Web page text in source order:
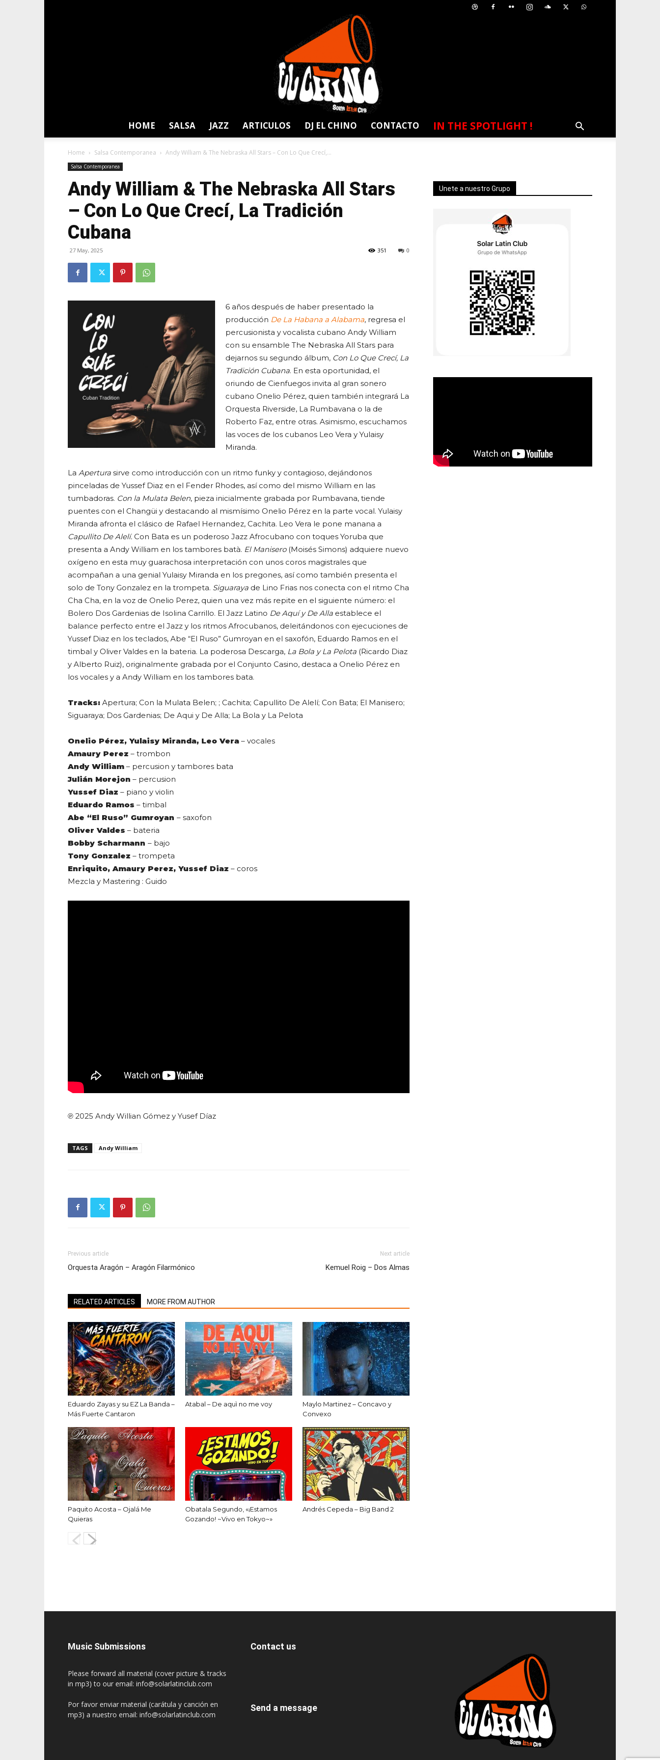
Latin
HOME SALSA JAZZ ARTICULOS DJ EL CHINO CONTACTO IN THE SPOTLIGHT !
Home Salsa Contemporanea Andy William & The Nebraska All Stars – Con Lo Que Crecí,...
Salsa Contemporanea
Andy William & The Nebraska All Stars
– Con Lo Que Crecí, La Tradición
Cubana
27 May, 2025 0
351
6 años después de haber presentado la
producción De La Habana a Alabama, regresa el
percusionista y vocalista cubano Andy William
con su ensamble The Nebraska All Stars para
dejarnos su segundo álbum, Con Lo Que Crecí, La
Tradición Cubana. En esta oportunidad, el
oriundo de Cienfuegos invita al gran sonero
cubano Onelio Pérez, quien también integrará La
Orquesta Riverside, La Rumbavana o la de
Roberto Faz, entre otras. Asimismo, escuchamos
las voces de los cubanos Leo Vera y Yulaisy
Miranda.
La Apertura sirve como introducción con un ritmo funky y contagioso, dejándonos
pinceladas de Yussef Diaz en el Fender Rhodes, así como del mismo William en las
tumbadoras. Con la Mulata Belen, pieza inicialmente grabada por Rumbavana, tiende
puentes con el Changüi y destacando al mismísimo Onelio Pérez en la parte vocal. Yulaisy
Miranda afronta el clásico de Rafael Hernandez, Cachita. Leo Vera le pone manana a
Capullito De Alelí. Con Bata es un poderoso Jazz Afrocubano con toques Yoruba que
presenta a Andy William en los tambores batà. El Manisero(Moisés Simons) adquiere nuevo
oxígeno en esta muy guarachosa interpretación con unos coros magistrales que
acompañan a una genial Yulaisy Miranda en los pregones, así como también presenta el
solo de Tony Gonzalez en la trompeta. Siguaraya de Lino Frias nos conecta con el ritmo Cha
Cha Cha, en la voz de Onelio Perez, quien una vez más repite en el siguiente número: el
Bolero Dos Gardenias de Isolina Carrillo. El Jazz Latino De Aquí y De Alla establece el
balance perfecto entre el Jazz y los ritmos Afrocubanos, deleitándonos con ejecuciones de
Yussef Diaz en los teclados, Abe “El Ruso” Gumroyan en el saxofón, Eduardo Ramos en el
timbal y Oliver Valdes en la bateria. La poderosa Descarga, La Bola y La Pelota (Ricardo Diaz
y Alberto Ruiz), originalmente grabada por el Conjunto Casino, destaca a Onelio Pérez en
los vocales y a Andy William en los tambores bata.
Tracks: Apertura; Con la Mulata Belen; ; Cachita; Capullito De Alelí; Con Bata; El Manisero;
Siguaraya; Dos Gardenias; De Aqui y De Alla; La Bola y La Pelota
Onelio Pérez, Yulaisy Miranda, Leo Vera – vocales
Amaury Perez – trombon
Andy William – percusion y tambores bata
Julián Morejon – percusion
Yussef Diaz – piano y violin
Eduardo Ramos – timbal
Abe “El Ruso” Gumroyan – saxofon
Oliver Valdes – bateria
Bobby Scharmann – bajo
Tony Gonzalez – trompeta
Enriquito, Amaury Perez, Yussef Diaz – coros
Mezcla y Mastering : Guido
℗ 2025 Andy Willian Gómez y Yusef Díaz
TAGS Andy William
Previous article
Orquesta Aragón – Aragón Filarmónico
Next article
Kemuel Roig – Dos Almas
RELATED ARTICLES MORE FROM AUTHOR
Eduardo Zayas y su EZ La Banda –
Más Fuerte Cantaron
Atabal – De aquì no me voy
Maylo Martinez – Concavo y
Convexo
Paquito Acosta – Ojalá Me
Quieras
Obatala Segundo, «¡Estamos
Gozando! ~Vivo en Tokyo~»
Andrés Cepeda – Big Band 2
Unete a nuestro Grupo
Music Submissions
Please forward all material (cover picture & tracks
in mp3) to our email: info@solarlatinclub.com
Por favor enviar material (carátula y canción en
mp3) a nuestro email: info@solarlatinclub.com
Contact us
Send a message